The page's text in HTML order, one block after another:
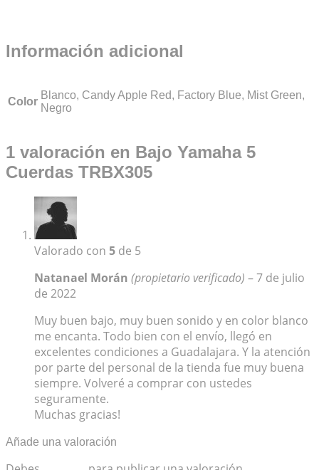
Información adicional
Color
Blanco, Candy Apple Red, Factory Blue, Mist Green,
Negro
1 valoración en Bajo Yamaha 5
Cuerdas TRBX305
Valorado con 5 de 5
Natanael Morán (propietario verificado) –7 de julio
de 2022
Muy buen bajo, muy buen sonido y en color blanco
me encanta. Todo bien con el envío, llegó en
excelentes condiciones a Guadalajara. Y la atención
por parte del personal de la tienda fue muy buena
siempre. Volveré a comprar con ustedes
seguramente.
Muchas gracias!
Añade una valoración